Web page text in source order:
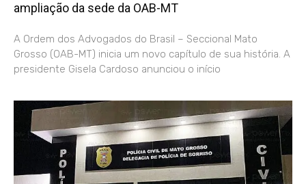
ampliação da sede da OAB-MT
A Ordem dos Advogados do Brasil – Seccional Mato
Grosso (OAB-MT) inicia um novo capítulo de sua história. A
presidente Gisela Cardoso anunciou o início